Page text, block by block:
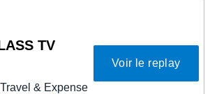
TV
& Expense
Voir le replay